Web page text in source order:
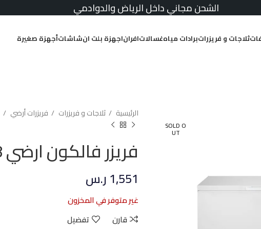
الشحن مجاني داخل الرياض والدوادمي
ثلاجات و فريزراتبرادات مياهغسالاتافراناجهزة بلت انشاشاتأجهزة صغيرة
SOLD O
UT
الرئيسية ثلاجات و فريزرات فريزرات أرضي
فريزر فالكون ارضي 14.8 قدم أبيض
1,551ر.س
غير متوفر في المخزون
قارن
تفضيل